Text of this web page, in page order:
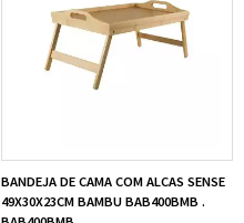
BANDEJA DE CAMA COM ALCAS SENSE
49X30X23CM BAMBU BAB400BMB .